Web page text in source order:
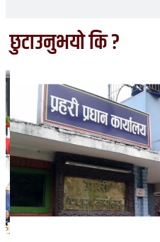
छुटाउनुभयो कि ?